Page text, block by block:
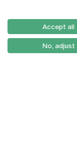
Accept all
No, adjust